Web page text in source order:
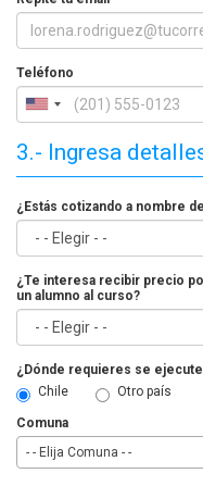
Teléfono
3.- Ingresa
¿Estás cotizando a nombre
¿Te interesa recibir precio
un alumno al curso?
¿Dónde requieres se
Chile
Otro país
Comuna
- - Elija Comuna - -